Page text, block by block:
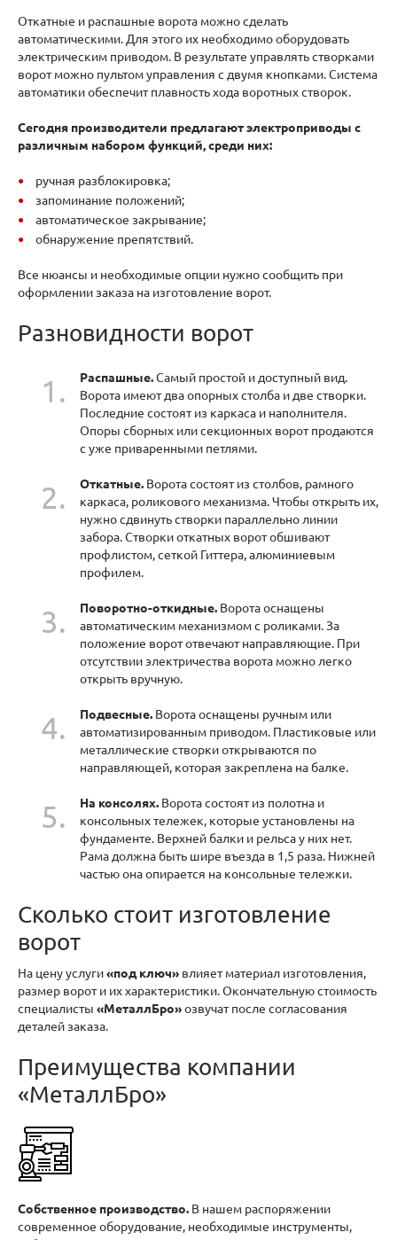
Откатные и распашные ворота можно сделать
автоматическими. Для этого их необходимо оборудовать
электрическим приводом. В результате управлять створками
ворот можно пультом управления с двумя кнопками. Система
автоматики обеспечит плавность хода воротных створок.
Сегодня производители предлагают электроприводы с
различным набором функций, среди них:
ручная разблокировка;
запоминание положений;
автоматическое закрывание;
обнаружение препятствий.
Все нюансы и необходимые опции нужно сообщить при
оформлении заказа на изготовление ворот.
Разновидности ворот
Распашные.Самый простой и доступный вид.
Ворота имеют два опорных столба и две створки.
Последние состоят из каркаса и наполнителя.
Опоры сборных или секционных ворот продаются
с уже приваренными петлями.
Откатные. Ворота состоят из столбов, рамного
каркаса, роликового механизма. Чтобы открыть их,
нужно сдвинуть створки параллельно линии
забора. Створки откатных ворот обшивают
профлистом, сеткой Гиттера, алюминиевым
профилем.
Поворотно-откидные. Ворота оснащены
автоматическим механизмом с роликами. За
положение ворот отвечают направляющие. При
отсутствии электричества ворота можно легко
открыть вручную.
Подвесные. Ворота оснащены ручным или
автоматизированным приводом. Пластиковые или
металлические створки открываются по
направляющей, которая закреплена на балке.
На консолях. Ворота состоят из полотна и
консольных тележек, которые установлены на
фундаменте. Верхней балки и рельса у них нет.
Рама должна быть шире въезда в 1,5 раза. Нижней
частью она опирается на консольные тележки.
Сколько стоит изготовление
ворот
На цену услуги«под ключ» влияет материал изготовления,
размер ворот и их характеристики. Окончательную стоимость
специалисты «МеталлБро»озвучат после согласования
деталей заказа.
Преимущества компании
«МеталлБро»
Собственное производство. В нашем распоряжении
современное оборудование, необходимые инструменты,